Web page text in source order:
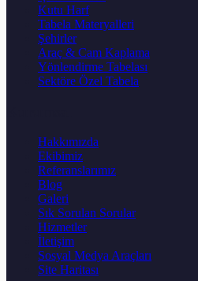
Kutu Harf
Tabela Materyalleri
Şehirler
Araç & Cam Kaplama
Yönlendirme Tabelası
Sektöre Özel Tabela
Hakkımızda
Ekibimiz
Referanslarımız
Blog
Galeri
Sık Sorulan Sorular
Hizmetler
İletişim
Sosyal Medya Araçları
Site Haritası